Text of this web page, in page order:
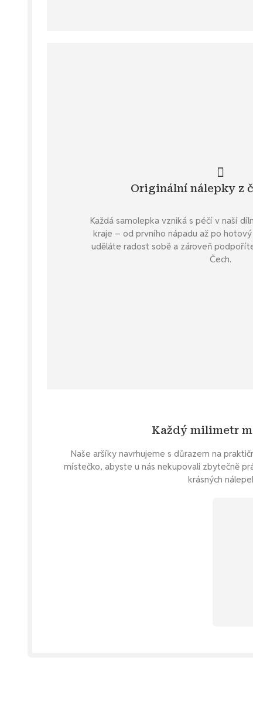
Originální nálepky z
Každá samolepka vzniká s péčí v naší
kraje – od prvního nápadu až po
uděláte radost sobě a zároveň
Čech.
Každý milimetr
Naše aršíky navrhujeme s důrazem na
místečko, abyste u nás nekupovali zbytečně
krásných